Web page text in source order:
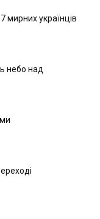
мирних українців
небо над